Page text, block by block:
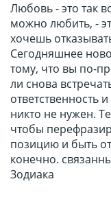
Любовь - это так
можно любить, -
хочешь
Сегодняшнее
тому, что вы по-
ли снова
ответственность
никто не нужен.
чтобы
позицию и быть
конечно.
Зодиака